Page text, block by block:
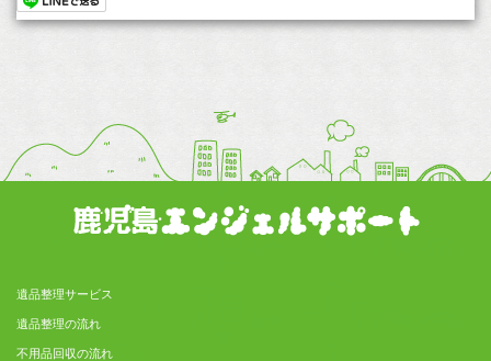
遺品整理サービス
遺品整理の流れ
不用品回収の流れ